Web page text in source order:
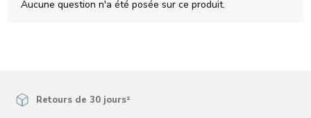
Aucune question n'a été posée sur ce produit.
Retours de 30 jours²